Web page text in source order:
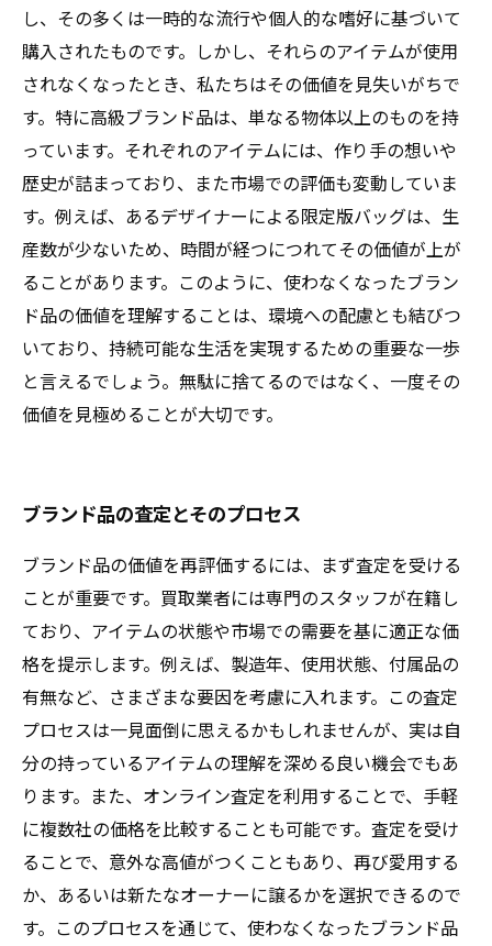
し、その多くは一時的な流行や個人的な嗜好に基づいて
購入されたものです。しかし、それらのアイテムが使用
されなくなったとき、私たちはその価値を見失いがちで
す。特に高級ブランド品は、単なる物体以上のものを持
っています。それぞれのアイテムには、作り手の想いや
歴史が詰まっており、また市場での評価も変動していま
す。例えば、あるデザイナーによる限定版バッグは、生
産数が少ないため、時間が経つにつれてその価値が上が
ることがあります。このように、使わなくなったブラン
ド品の価値を理解することは、環境への配慮とも結びつ
いており、持続可能な生活を実現するための重要な一歩
と言えるでしょう。無駄に捨てるのではなく、一度その
価値を見極めることが大切です。
ブランド品の査定とそのプロセス
ブランド品の価値を再評価するには、まず査定を受ける
ことが重要です。買取業者には専門のスタッフが在籍し
ており、アイテムの状態や市場での需要を基に適正な価
格を提示します。例えば、製造年、使用状態、付属品の
有無など、さまざまな要因を考慮に入れます。この査定
プロセスは一見面倒に思えるかもしれませんが、実は自
分の持っているアイテムの理解を深める良い機会でもあ
ります。また、オンライン査定を利用することで、手軽
に複数社の価格を比較することも可能です。査定を受け
ることで、意外な高値がつくこともあり、再び愛用する
か、あるいは新たなオーナーに譲るかを選択できるので
す。このプロセスを通じて、使わなくなったブランド品